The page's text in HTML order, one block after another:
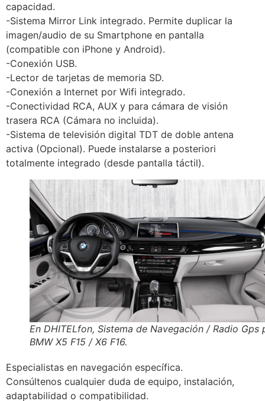
capacidad.
-Sistema Mirror Link integrado. Permite duplicar la
imagen/audio de su Smartphone en pantalla
(compatible con iPhone y Android).
-Conexión USB.
-Lector de tarjetas de memoria SD.
-Conexión a Internet por Wifi integrado.
-Conectividad RCA, AUX y para cámara de visión
trasera RCA (Cámara no incluida).
-Sistema de televisión digital TDT de doble antena
activa (Opcional). Puede instalarse a posteriori
totalmente integrado (desde pantalla táctil).
En DHITELfon, Sistema de Navegación / Radio Gps
BMW X5 F15 / X6 F16.
Especialistas en navegación específica.
Consúltenos cualquier duda de equipo, instalación,
adaptabilidad o compatibilidad.